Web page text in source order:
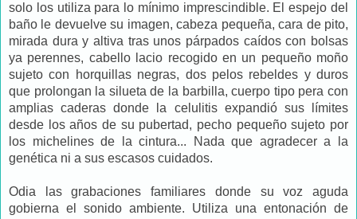
solo los utiliza para lo mínimo imprescindible. El espejo del
baño le devuelve su imagen, cabeza pequeña, cara de pito,
mirada dura y altiva tras unos párpados caídos con bolsas
ya perennes, cabello lacio recogido en un pequeño moño
sujeto con horquillas negras, dos pelos rebeldes y duros
que prolongan la silueta de la barbilla, cuerpo tipo pera con
amplias caderas donde la celulitis expandió sus límites
desde los años de su pubertad, pecho pequeño sujeto por
los michelines de la cintura... Nada que agradecer a la
genética ni a sus escasos cuidados.
Odia las grabaciones familiares donde su voz aguda
gobierna el sonido ambiente. Utiliza una entonación de